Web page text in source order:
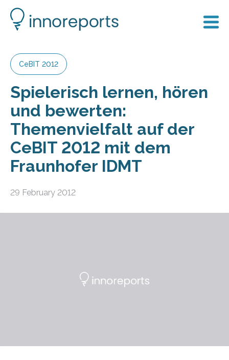
CeBIT 2012
Spielerisch lernen, hören
und bewerten:
Themenvielfalt auf der
CeBIT 2012 mit dem
Fraunhofer IDMT
29 February 2012